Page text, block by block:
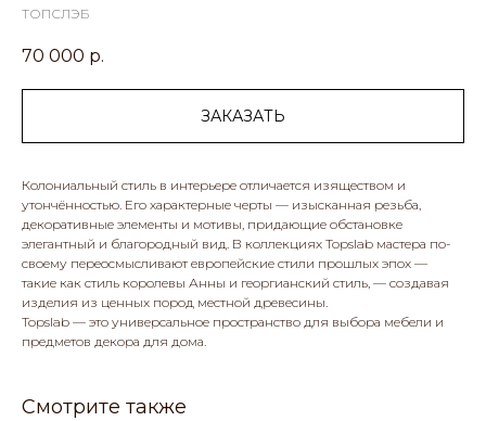
ТОПСЛЭБ
70 000 р.
ЗАКАЗАТЬ
Колониальный стиль в интерьере отличается изяществом и
утончённостью. Его характерные черты — изысканная резьба,
декоративные элементы и мотивы, придающие обстановке
элегантный и благородный вид. В коллекциях Topslab мастера по-
своему переосмысливают европейские стили прошлых эпох —
такие как стиль королевы Анны и георгианский стиль, — создавая
изделия из ценных пород местной древесины.
Topslab — это универсальное пространство для выбора мебели и
предметов декора для дома.
Смотрите также